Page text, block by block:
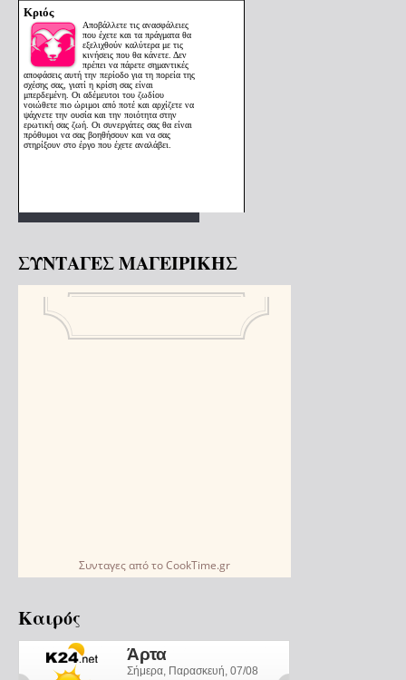
ΣΥΝΤΑΓΕΣ ΜΑΓΕΙΡΙΚΗΣ
Συνταγεςαπό τοCookTime.gr
Καιρός